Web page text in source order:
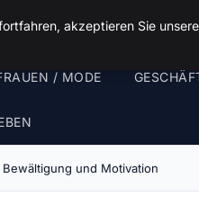
/ MODE
und Motivation
akzeptieren Sie